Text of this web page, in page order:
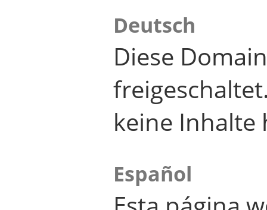
Deutsch
Diese
keine Inhalte
Español